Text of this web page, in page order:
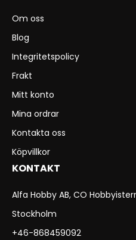
Om oss
Blog
Integritetspolicy
Frakt
Mitt konto
Mina ordrar
Kontakta oss
Köpvillkor
KONTAKT
Alfa Hobby AB, CO
Stockholm
+46-868459092